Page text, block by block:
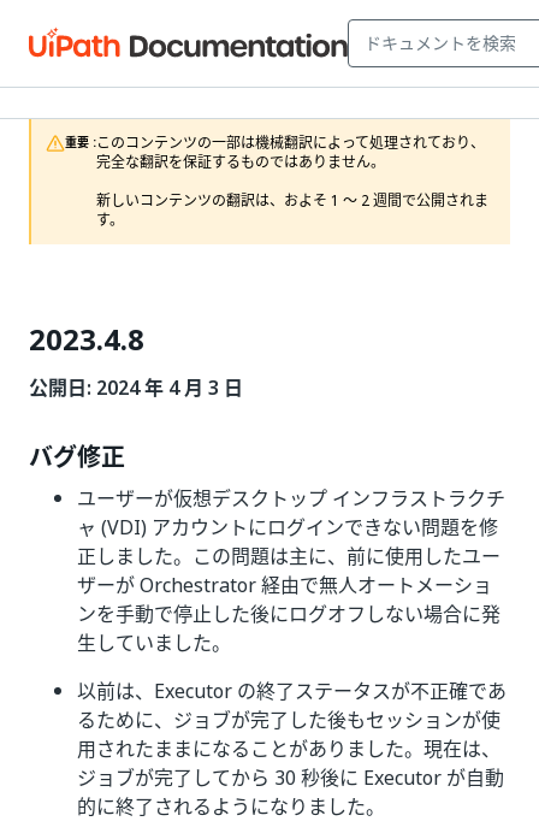
重要 :このコンテンツの一部は機械翻訳によって処理されており、
完全な翻訳を保証するものではありません。
新しいコンテンツの翻訳は、およそ 1 ～ 2 週間で公開されま
す。
2023.4.8
公開日: 2024 年 4 月 3 日
バグ修正
ユーザーが仮想デスクトップ インフラストラクチ
ャ (VDI) アカウントにログインできない問題を修
正しました。この問題は主に、前に使用したユー
ザーが Orchestrator 経由で無人オートメーショ
ンを手動で停止した後にログオフしない場合に発
生していました。
以前は、Executor の終了ステータスが不正確であ
るために、ジョブが完了した後もセッションが使
用されたままになることがありました。現在は、
ジョブが完了してから 30 秒後に Executor が自動
的に終了されるようになりました。